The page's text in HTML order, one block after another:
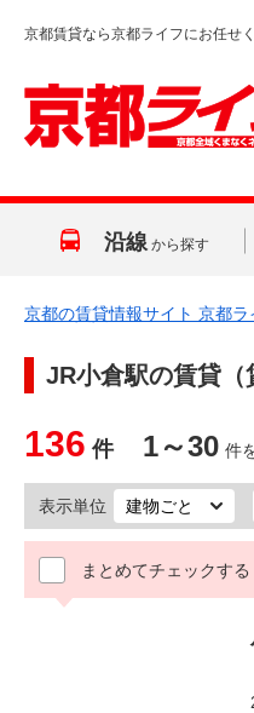
京都賃貸なら京都ライフにお任せ
沿線 から探す
京都の賃貸情報サイト 京都ラ
JR小倉駅の賃貸（
136 件 1～30 件
表示単位
まとめてチェックする